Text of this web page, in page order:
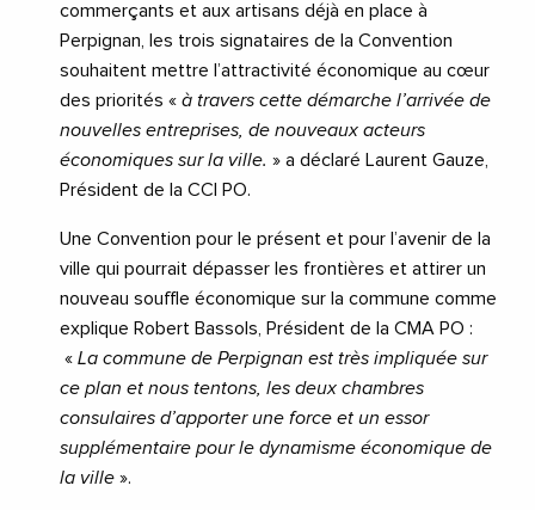
commerçants et aux artisans déjà en place à
Perpignan, les trois signataires de la Convention
souhaitent mettre l’attractivité économique au cœur
des priorités « à travers cette démarche l’arrivée de
nouvelles entreprises, de nouveaux acteurs
économiques sur la ville. » a déclaré Laurent Gauze,
Président de la CCI PO.
Une Convention pour le présent et pour l’avenir de la
ville qui pourrait dépasser les frontières et attirer un
nouveau souffle économique sur la commune comme
explique Robert Bassols, Président de la CMA PO :
« La commune de Perpignan est très impliquée sur
ce plan et nous tentons, les deux chambres
consulaires d’apporter une force et un essor
supplémentaire pour le dynamisme économique de
la ville ».